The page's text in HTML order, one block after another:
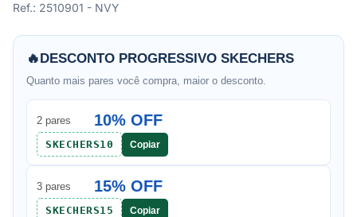
Ref.: 2510901 - NVY
🔥DESCONTO PROGRESSIVO SKECHERS
Quanto mais pares você compra, maior o desconto.
2 pares 10% OFF
SKECHERS10 Copiar
3 pares 15% OFF
SKECHERS15 Copiar